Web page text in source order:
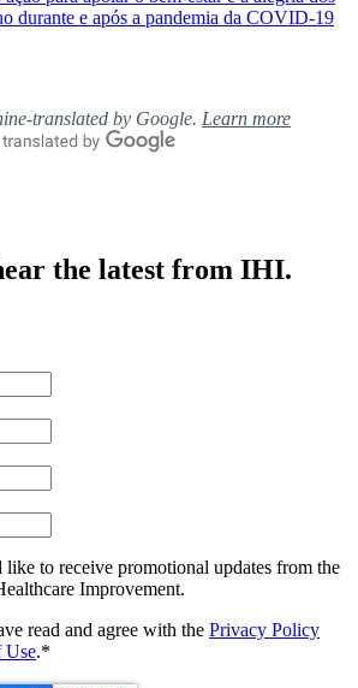
durante e após a pandemia da COVID-19
translated by Google. Learn more
the latest from IHI.
to receive promotional updates from the
Improvement.
read and agree with the Privacy Policy
Use.*